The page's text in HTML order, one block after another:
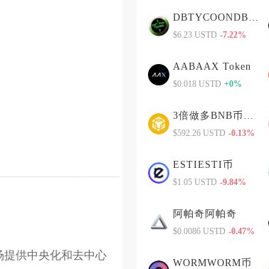
提供中央化和去中心
$6.23 USTD -7.22%
AABAAX Token
$0.018 USTD +0%
$592.26 USTD -0.13%
ESTIESTI币
$1.05 USTD -9.84%
阿帕奇阿帕奇
$0.0086 USTD -0.47%
WORMWORM币